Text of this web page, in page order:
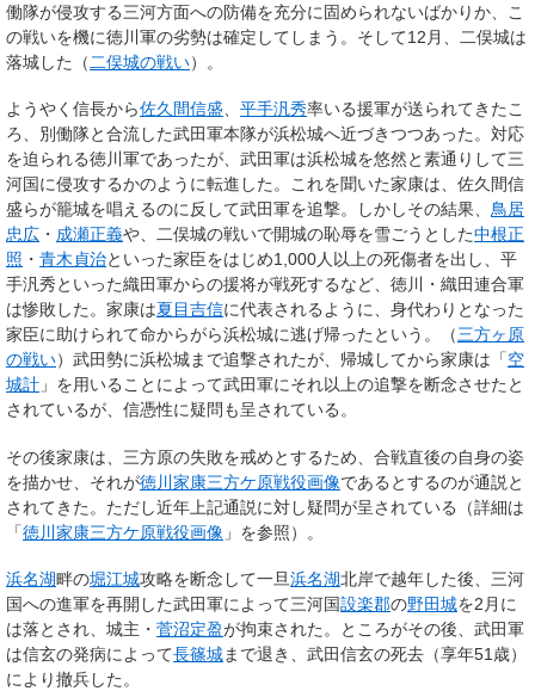
働隊が侵攻する三河方面への防備を充分に固められないばかりか、こ
の戦いを機に徳川軍の劣勢は確定してしまう。そして12月、二俣城は
落城した（ 二俣城の戦い）。
ようやく信長から佐久間信盛 平手汎秀率いる援軍が送られてきたこ
ろ、別働隊と合流した武田軍本隊が浜松城へ近づきつつあった。対応
を迫られる徳川軍であったが、武田軍は浜松城を悠然と素通りして三
河国に侵攻するかのように転進した。これを聞いた家康は、佐久間信
盛らが籠城を唱えるのに反して武田軍を追撃。しかしその結果、 鳥居
忠広 ・ 成瀬正義や、二俣城の戦いで開城の恥辱を雪ごうとした中根正
照 ・ 青木貞治といった家臣をはじめ1,000人以上の死傷者を出し、平
手汎秀といった織田軍からの援将が戦死するなど、徳川・織田連合軍
は惨敗した。家康は夏目吉信に代表されるように、身代わりとなった
家臣に助けられて命からがら浜松城に逃げ帰ったという。（三方ヶ原
の戦い）武田勢に浜松城まで追撃されたが、帰城してから家康は「空
城計 」を用いることによって武田軍にそれ以上の追撃を断念させたと
されているが、信憑性に疑問も呈されている。
その後家康は、三方原の失敗を戒めとするため、合戦直後の自身の姿
を描かせ、それが徳川家康三方ケ原戦役画像であるとするのが通説と
されてきた。ただし近年上記通説に対し疑問が呈されている（詳細は
「徳川家康三方ケ原戦役画像 」を参照）。
浜名湖畔の堀江城攻略を断念して一旦浜名湖北岸で越年した後、三河
国への進軍を再開した武田軍によって三河国設楽郡の野田城を2月に
は落とされ、城主・ 菅沼定盈が拘束された。ところがその後、武田軍
は信玄の発病によって長篠城まで退き、武田信玄の死去（享年51歳）
により撤兵した。